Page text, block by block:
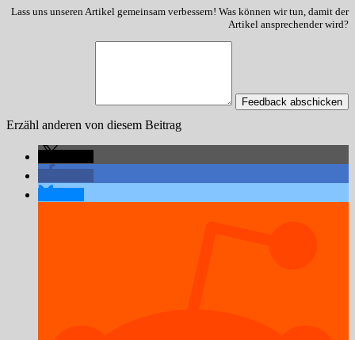
Lass uns unseren Artikel gemeinsam verbessern! Was können wir tun, damit der
Artikel ansprechender wird?
Feedback abschicken
Erzähl anderen von diesem Beitrag